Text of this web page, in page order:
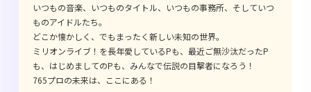
いつもの音楽、いつものタイトル、いつもの事務所、そしていつ
ものアイドルたち。
どこか懐かしく、でもまったく新しい未知の世界。
ミリオンライブ！を長年愛しているPも、最近ご無沙汰だったP
も、はじめましてのPも、みんなで伝説の目撃者になろう！
765プロの未来は、ここにある！